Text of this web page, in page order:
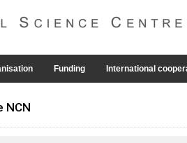
Funding International
NCN